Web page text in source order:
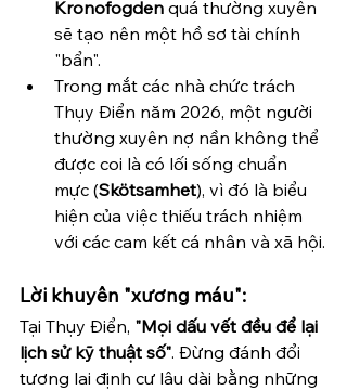
Kronofogden quá thường xuyên
sẽ tạo nên một hồ sơ tài chính
"bẩn".
Trong mắt các nhà chức trách
Thụy Điển năm 2026, một người
thường xuyên nợ nần không thể
được coi là có lối sống chuẩn
mực (Skötsamhet), vì đó là biểu
hiện của việc thiếu trách nhiệm
với các cam kết cá nhân và xã hội.
Lời khuyên "xương máu":
Tại Thụy Điển, "Mọi dấu vết đều để lại
lịch sử kỹ thuật số". Đừng đánh đổi
tương lai định cư lâu dài bằng những